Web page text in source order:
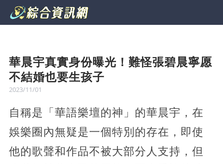
華晨宇真實身份曝光！難怪張碧晨寧愿
不結婚也要生孩子
2023/11/01
自稱是「華語樂壇的神」的華晨宇，在
娛樂圈內無疑是一個特別的存在，即使
他的歌聲和作品不被大部分人支持，但